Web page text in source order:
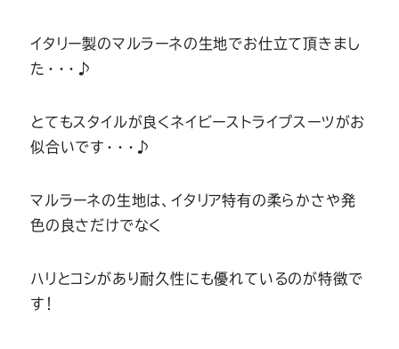
イタリー製のマルラーネの生地でお仕立て頂きまし
た・・・♪
とてもスタイルが良くネイビーストライプスーツがお
似合いです・・・♪
マルラーネの生地は、イタリア特有の柔らかさや発
色の良さだけでなく
ハリとコシがあり耐久性にも優れているのが特徴で
す！